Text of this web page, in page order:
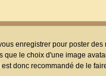
enregistrer pour poster des
le choix d'une image
donc recommandé de le